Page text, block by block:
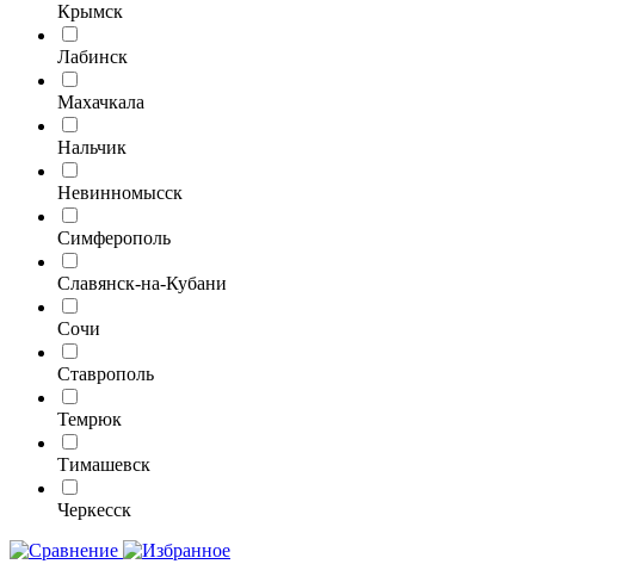
Крымск
Лабинск
Махачкала
Нальчик
Невинномысск
Симферополь
Славянск-на-Кубани
Сочи
Ставрополь
Темрюк
Тимашевск
Черкесск